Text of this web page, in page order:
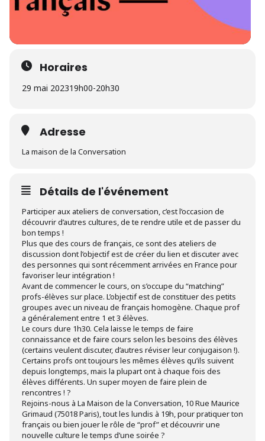
Horaires
29 mai 202319h00-20h30
Adresse
La maison de la Conversation
Détails de l'événement
Participer aux ateliers de conversation, c’est l’occasion de
découvrir d’autres cultures, de te rendre utile et de passer du
bon temps !
Plus que des cours de français, ce sont des ateliers de
discussion dont l’objectif est de créer du lien et discuter avec
des personnes qui sont récemment arrivées en France pour
favoriser leur intégration !
Avant de commencer le cours, on s’occupe du “matching”
profs-élèves sur place. L’objectif est de constituer des petits
groupes avec un niveau de français homogène. Chaque prof
a généralement entre 1 et 3 élèves.
Le cours dure 1h30. Cela laisse le temps de faire
connaissance et de faire cours selon les besoins des élèves
(certains veulent discuter, d’autres réviser leur conjugaison !).
Certains profs ont toujours les mêmes élèves qu’ils suivent
depuis longtemps, mais la plupart ont à chaque fois des
élèves différents. Un super moyen de faire plein de
rencontres ! ?
Rejoins-nous à La Maison de la Conversation, 10 Rue Maurice
Grimaud (75018 Paris), tout les lundis à 19h, pour pratiquer ton
français ou bien jouer le rôle de “prof” et découvrir une
nouvelle culture le temps d’une soirée ?